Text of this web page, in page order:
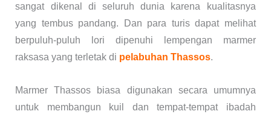
sangat dikenal di seluruh dunia karena kualitasnya
yang tembus pandang. Dan para turis dapat melihat
berpuluh-puluh lori dipenuhi lempengan marmer
raksasa yang terletak di pelabuhan Thassos.
Marmer Thassos biasa digunakan secara umumnya
untuk membangun kuil dan tempat-tempat ibadah